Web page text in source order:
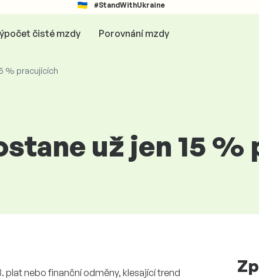
#StandWithUkraine
čisté mzdy Porovnání mzdy
% pracujících
už jen 15 %
plat nebo finanční odměny, klesající trend